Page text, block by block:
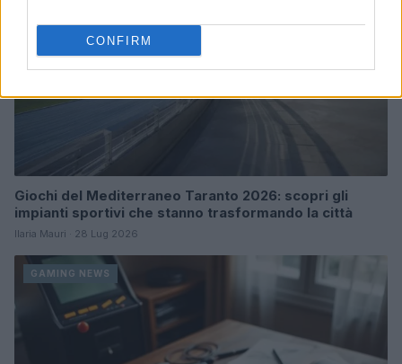
CONFIRM
Giochi del Mediterraneo Taranto 2026: scopri gli
impianti sportivi che stanno trasformando la città
Ilaria Mauri · 28 Lug 2026
GAMING NEWS